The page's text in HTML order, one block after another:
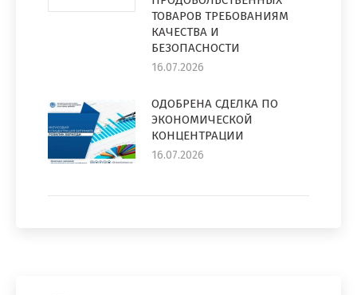
ТОВАРОВ ТРЕБОВАНИЯМ
КАЧЕСТВА И
БЕЗОПАСНОСТИ
16.07.2026
ОДОБРЕНА СДЕЛКА ПО
ЭКОНОМИЧЕСКОЙ
КОНЦЕНТРАЦИИ
16.07.2026